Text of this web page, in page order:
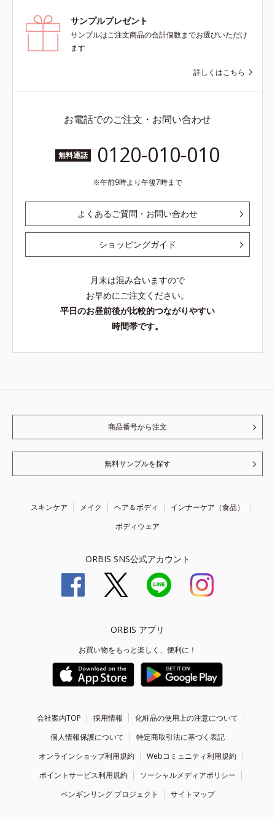
サンプルプレゼント
サンプルはご注文商品の合計個数までお選びいただけ
ます
詳しくはこちら
お電話でのご注文・お問い合わせ
無料通話 0120-010-010
午前9時より午後7時まで
よくあるご質問・お問い合わせ
ショッピングガイド
月末は混み合いますので
お早めにご注文ください。
平日のお昼前後が比較的つながりやすい
時間帯です。
商品番号から注文
無料サンプルを探す
スキンケア メイク ヘア＆ボディ
インナーケア（食品）
ボディウェア
ORBIS SNS公式アカウント
ORBIS アプリ
お買い物をもっと楽しく、便利に！
会社案内TOP 採用情報
化粧品の使用上の注意について
個人情報保護について
特定商取引法に基づく表記
オンラインショップ利用規約
Webコミュニティ利用規約
ポイントサービス利用規約
ソーシャルメディアポリシー
ペンギンリング プロジェクト
サイトマップ